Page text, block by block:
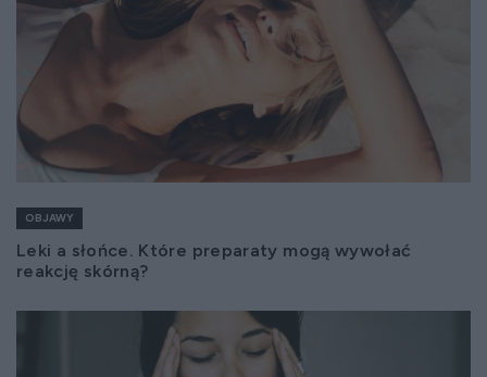
OBJAWY
Leki a słońce. Które preparaty mogą wywołać
reakcję skórną?